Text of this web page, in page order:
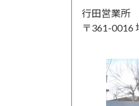
行田営業所
〒361-0016